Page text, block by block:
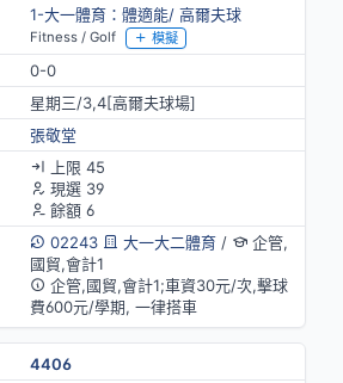
1-大一體育：體適能/ 高爾夫球
Fitness / Golf 模擬
0-0
星期三/3,4[高爾夫球場]
張敬堂
上限 45
現選 39
餘額 6
02243
大一大二體育/
企管,
國貿,會計1
企管,國貿,會計1;車資30元/次,擊球
費600元/學期, 一律搭車
4406